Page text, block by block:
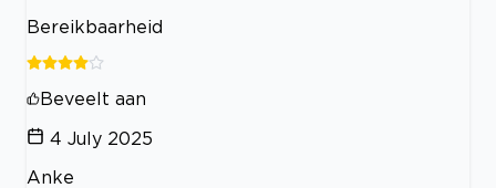
Bereikbaarheid
Beveelt aan
4 July 2025
Anke